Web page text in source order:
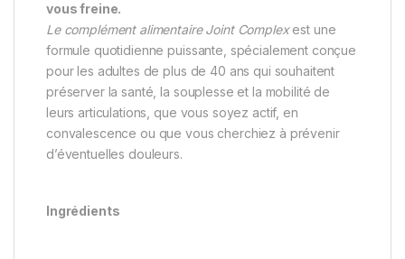
vous freine.
Le complément alimentaire Joint Complexest une
formule quotidienne puissante, spécialement conçue
pour les adultes de plus de 40 ans qui souhaitent
préserver la santé, la souplesse et la mobilité de
leurs articulations, que vous soyez actif, en
convalescence ou que vous cherchiez à prévenir
d’éventuelles douleurs.
Ingrédients